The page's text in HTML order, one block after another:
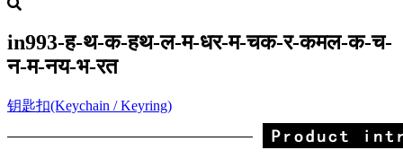
in993-ह-थ-क-हथ-ल-म-धर-म-चक-र-कमल-क-च-
न-म-नय-भ-रत
钥匙扣(Keychain / Keyring)